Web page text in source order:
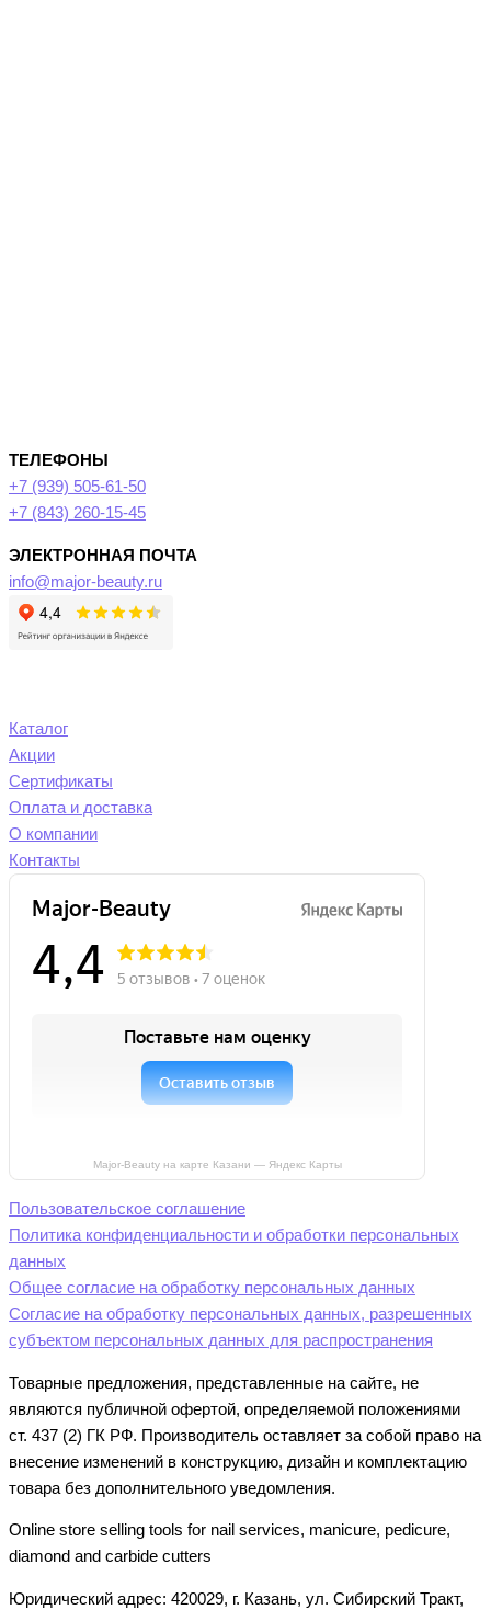
ТЕЛЕФОНЫ
+7 (939) 505-61-50
+7 (843) 260-15-45
ЭЛЕКТРОННАЯ ПОЧТА
info@major-beauty.ru
Каталог
Акции
Сертификаты
Оплата и доставка
О компании
Контакты
Major-Beauty на карте Казани — Яндекс Карты
Пользовательское соглашение
Политика конфиденциальности и обработки персональных
данных
Общее согласие на обработку персональных данных
Согласие на обработку персональных данных, разрешенных
субъектом персональных данных для распространения
Товарные предложения, представленные на сайте, не
являются публичной офертой, определяемой положениями
ст. 437 (2) ГК РФ. Производитель оставляет за собой право на
внесение изменений в конструкцию, дизайн и комплектацию
товара без дополнительного уведомления.
Online store selling tools for nail services, manicure, pedicure,
diamond and carbide cutters
Юридический адрес: 420029, г. Казань, ул. Сибирский Тракт,